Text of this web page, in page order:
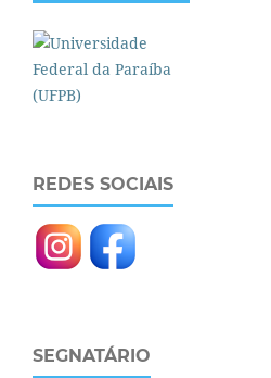
REDES SOCIAIS
SEGNATÁRIO